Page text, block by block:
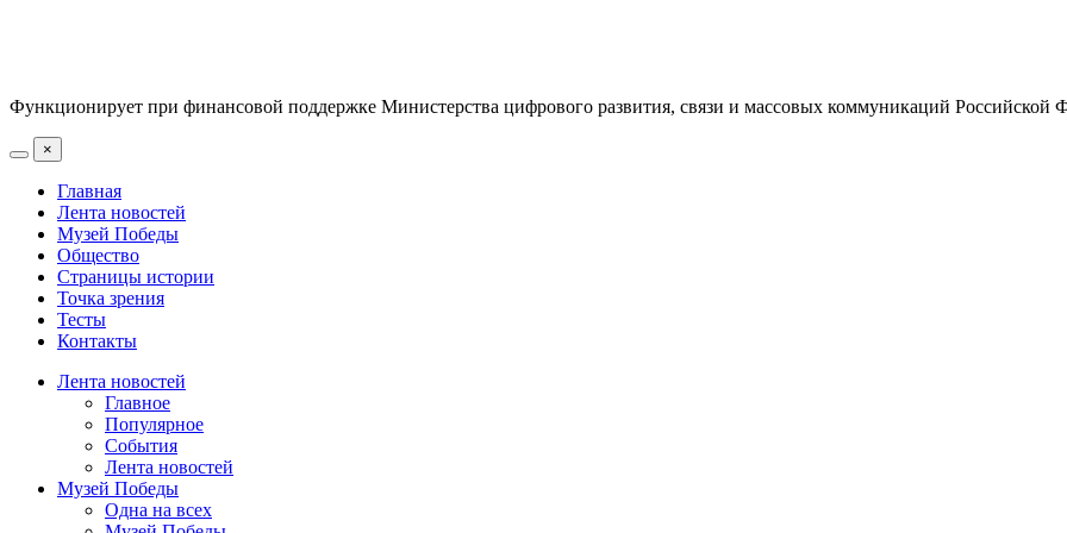
Функционирует при финансовой поддержке Министерства цифрового развития, связи и массовых коммуникаций Российской
×
Главная
Лента новостей
Музей Победы
Общество
Страницы истории
Точка зрения
Тесты
Контакты
Лента новостей
Главное
Популярное
События
Лента новостей
Музей Победы
Одна на всех